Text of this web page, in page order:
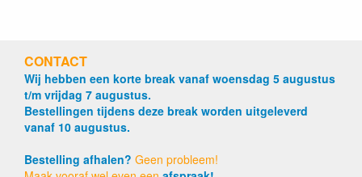
CONTACT
Wij hebben een korte break vanaf woensdag 5 augustus
t/m vrijdag 7 augustus.
Bestellingen tijdens deze break worden uitgeleverd
vanaf 10 augustus.
Bestelling afhalen? Geen probleem!